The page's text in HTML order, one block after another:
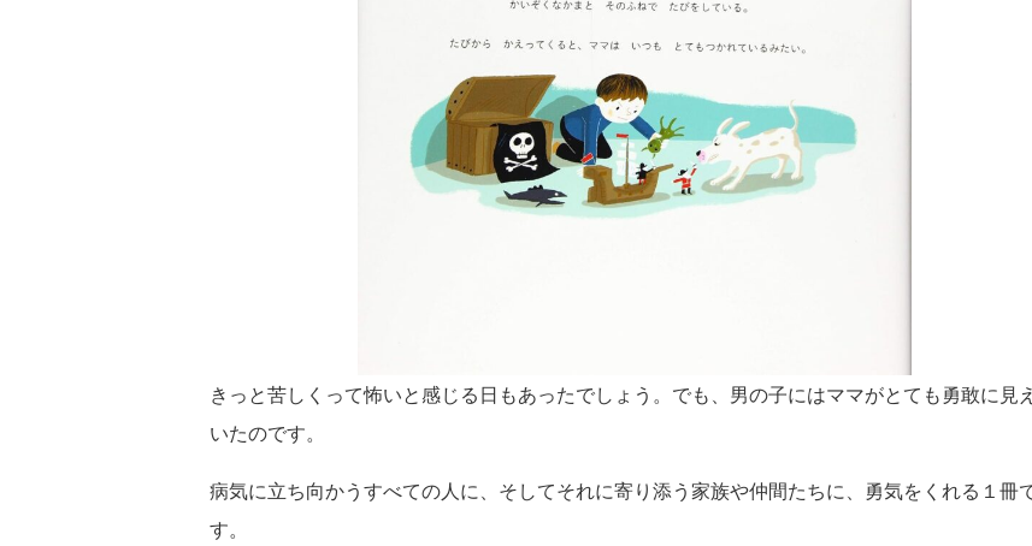
きっと苦しくって怖いと感じる日もあったでしょう。でも、男の子にはママがとても勇敢に見
いたのです。
病気に立ち向かうすべての人に、そしてそれに寄り添う家族や仲間たちに、勇気をくれる１冊
す。